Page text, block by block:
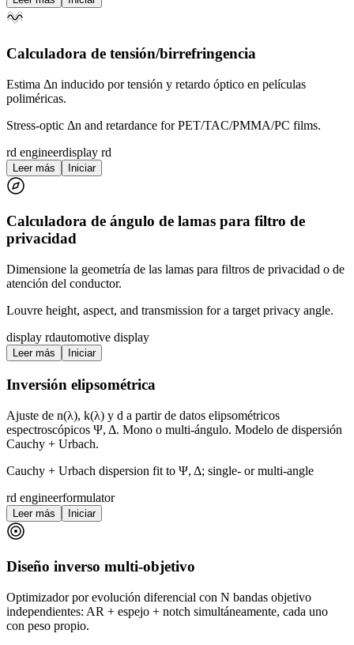
Calculadora de tensión/birrefringencia
Estima Δn inducido por tensión y retardo óptico en películas
poliméricas.
Stress-optic Δn and retardance for PET/TAC/PMMA/PC films.
rd engineerdisplay rd
Leer más Iniciar
Calculadora de ángulo de lamas para filtro de
privacidad
Dimensione la geometría de las lamas para filtros de privacidad o de
atención del conductor.
Louvre height, aspect, and transmission for a target privacy angle.
display rdautomotive display
Leer más Iniciar
Inversión elipsométrica
Ajuste de n(λ), k(λ) y d a partir de datos elipsométricos
espectroscópicos Ψ, Δ. Mono o multi-ángulo. Modelo de dispersión
Cauchy + Urbach.
Cauchy + Urbach dispersion fit to Ψ, Δ; single- or multi-angle
rd engineerformulator
Leer más Iniciar
Diseño inverso multi-objetivo
Optimizador por evolución diferencial con N bandas objetivo
independientes: AR + espejo + notch simultáneamente, cada uno
con peso propio.